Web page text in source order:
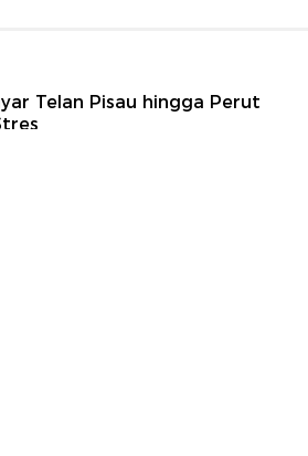
Telan Pisau hingga Perut